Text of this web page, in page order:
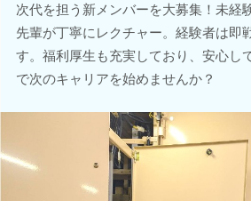
次代を担う新メンバーを大募集！未経
先輩が丁寧にレクチャー。経験者は即
す。福利厚生も充実しており、安心し
で次のキャリアを始めませんか？